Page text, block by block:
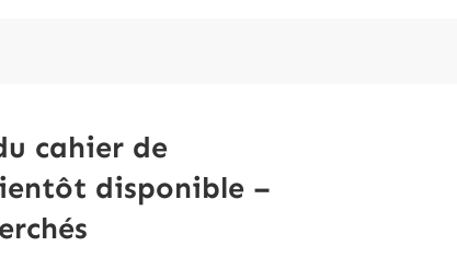
cahier de
disponible –